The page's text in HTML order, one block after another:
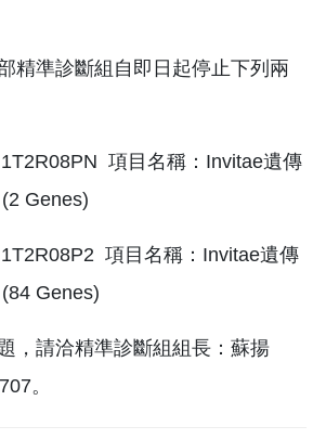
精準診斷組自即日起停止下列兩
項目名稱：Invitae遺傳
Genes)
項目名稱：Invitae遺傳
Genes)
，請洽精準診斷組組長：蘇揚
。